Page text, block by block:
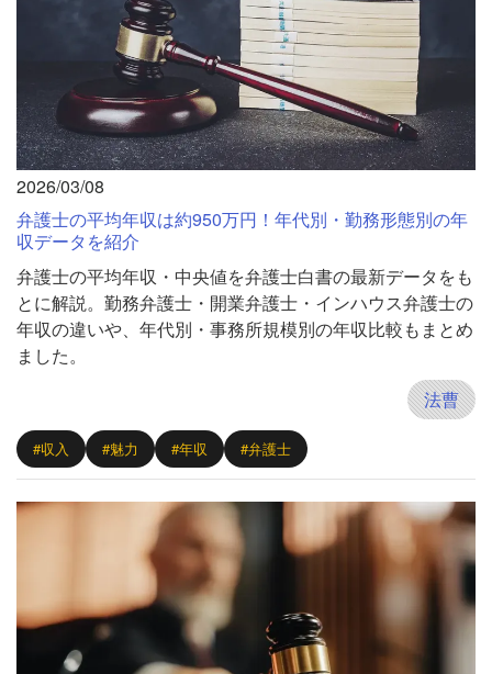
2026/03/08
弁護士の平均年収は約950万円！年代別・勤務形態別の年
収データを紹介
弁護士の平均年収・中央値を弁護士白書の最新データをも
とに解説。勤務弁護士・開業弁護士・インハウス弁護士の
年収の違いや、年代別・事務所規模別の年収比較もまとめ
ました。
法曹
#収入 #魅力 #年収 #弁護士